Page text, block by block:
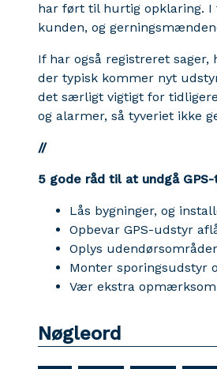
har ført til hurtig opklaring.
kunden, og
If har også registreret
der typisk kommer nyt
det særligt vigtigt for
og alarmer, så tyveriet ikke
//
5 gode råd til at undgå
Lås bygninger, og
Opbevar GPS-udstyr
Oplys
Monter sporingsudstyr
Vær ekstra
Nøgleord